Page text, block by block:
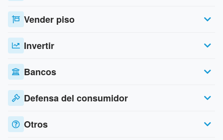
Vender piso
Invertir
Bancos
Defensa del consumidor
Otros